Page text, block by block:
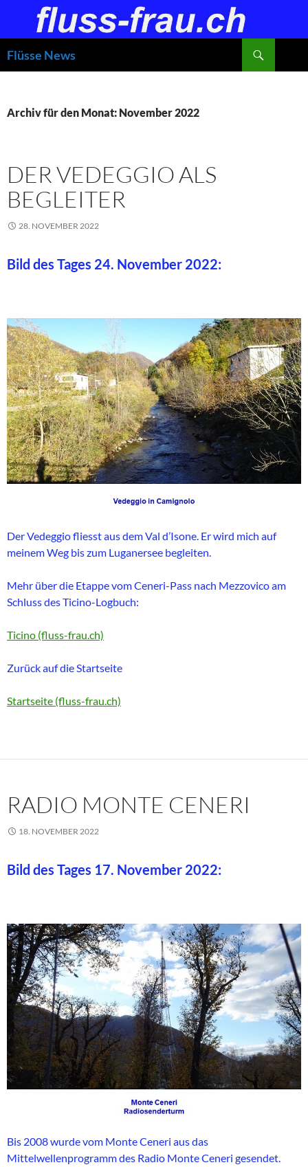
springen
Flüsse News
Archiv für den Monat: November 2022
DER VEDEGGIO ALS
BEGLEITER
28. NOVEMBER 2022
Bild des Tages 24. November 2022:
Der Vedeggio fliesst aus dem Val d’Isone. Er wird mich auf
meinem Weg bis zum Luganersee begleiten.
Mehr über die Etappe vom Ceneri-Pass nach Mezzovico am
Schluss des Ticino-Logbuch:
Ticino (fluss-frau.ch)
Zurück auf die Startseite
Startseite (fluss-frau.ch)
RADIO MONTE CENERI
18. NOVEMBER 2022
Bild des Tages 17. November 2022:
Bis 2008 wurde vom Monte Ceneri aus das
Mittelwellenprogramm des Radio Monte Ceneri gesendet.